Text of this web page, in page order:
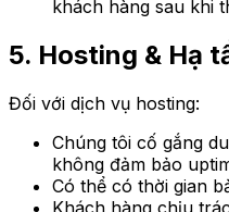
khách hàng sau khi
5. Hosting & Hạ
Đối với dịch vụ hosting:
Chúng tôi cố gắng
không đảm bảo
Có thể có thời gian
Khách hàng chịu